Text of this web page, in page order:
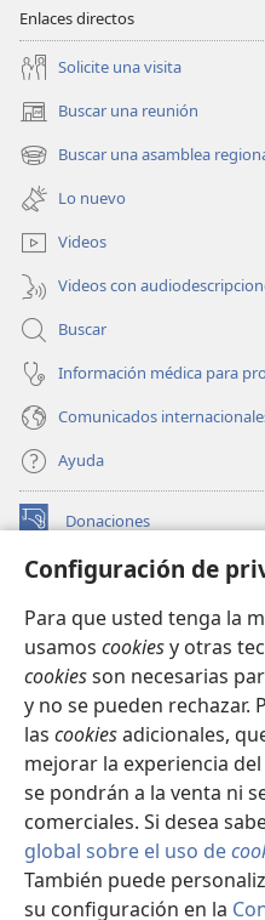
Configuración de
Para que usted tenga la
usamos cookiesy otras
cookiesson necesarias
y no se pueden rechazar.
las cookiesadicionales,
mejorar la experiencia
se pondrán a la venta ni
comerciales. Si desea
global sobre el uso de
También puede
su configuración en la
Enlaces directos
Solicite una visita
Buscar una reunión
(abre
una
nueva
ventana)
Buscar una asamblea
(abre
una
nueva
ventana)
Lo nuevo
Videos
Videos con
Buscar
Información médica para
Comunicados
Ayuda
Donaciones
(abre
nueva BIBLIOTECA EN LÍNEA
una
nueva
ventana)
JW Hub
(abre
una
nueva
ventana)
JW Library
Watchtower Library
Copyright© 2026 Watch Tower
CONDICIONES DE USO|